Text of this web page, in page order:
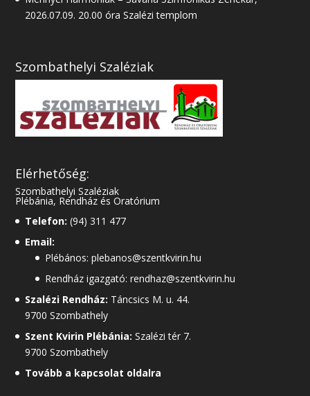
2026.07.09. 20.00 óra Szalézi templom
Szombathelyi Szaléziak
Elérhetőség:
Szombathelyi Szaléziak
Plébánia, Rendház és Oratórium
Telefon:(94) 311 477
Email:
Plébános: plebanos@szentkvirin.hu
Rendház igazgató: rendhaz@szentkvirin.hu
Szalézi Rendház: Táncsics M. u. 44.
9700 Szombathely
Szent Kvirin Plébánia: Szalézi tér 7.
9700 Szombathely
Tovább a kapcsolat oldalra